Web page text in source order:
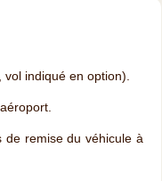
vol indiqué en option).
de remise du véhicule à